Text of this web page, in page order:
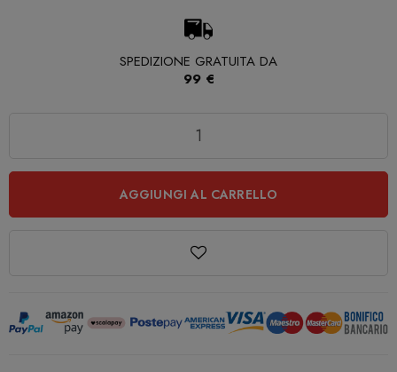
SPEDIZIONE GRATUITA DA
99 €
AGGIUNGI AL CARRELLO